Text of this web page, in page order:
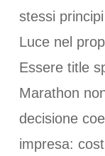
stessi
Luce nel
Essere title
Marathon
decisione
impresa: